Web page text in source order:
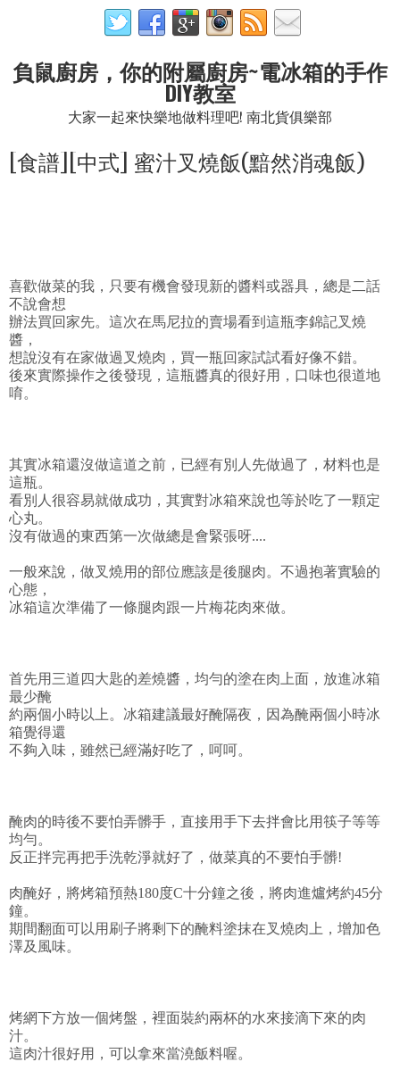
負鼠廚房，你的附屬廚房~電冰箱的手作
DIY教室
大家一起來快樂地做料理吧! 南北貨俱樂部
[食譜][中式] 蜜汁叉燒飯(黯然消魂飯)
喜歡做菜的我，只要有機會發現新的醬料或器具，總是二話
不說會想
辦法買回家先。這次在馬尼拉的賣場看到這瓶李錦記叉燒
醬，
想說沒有在家做過叉燒肉，買一瓶回家試試看好像不錯。
後來實際操作之後發現，這瓶醬真的很好用，口味也很道地
唷。
其實冰箱還沒做這道之前，已經有別人先做過了，材料也是
這瓶。
看別人很容易就做成功，其實對冰箱來說也等於吃了一顆定
心丸。
沒有做過的東西第一次做總是會緊張呀....
一般來說，做叉燒用的部位應該是後腿肉。不過抱著實驗的
心態，
冰箱這次準備了一條腿肉跟一片梅花肉來做。
首先用三道四大匙的差燒醬，均勻的塗在肉上面，放進冰箱
最少醃
約兩個小時以上。冰箱建議最好醃隔夜，因為醃兩個小時冰
箱覺得還
不夠入味，雖然已經滿好吃了，呵呵。
醃肉的時後不要怕弄髒手，直接用手下去拌會比用筷子等等
均勻。
反正拌完再把手洗乾淨就好了，做菜真的不要怕手髒!
肉醃好，將烤箱預熱180度C十分鐘之後，將肉進爐烤約45分
鐘。
期間翻面可以用刷子將剩下的醃料塗抹在叉燒肉上，增加色
澤及風味。
烤網下方放一個烤盤，裡面裝約兩杯的水來接滴下來的肉
汁。
這肉汁很好用，可以拿來當澆飯料喔。